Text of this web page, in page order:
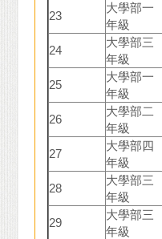
23
大學部一
年級
24
大學部三
年級
25
大學部一
年級
26
大學部二
年級
27
大學部四
年級
28
大學部三
年級
29
大學部三
年級